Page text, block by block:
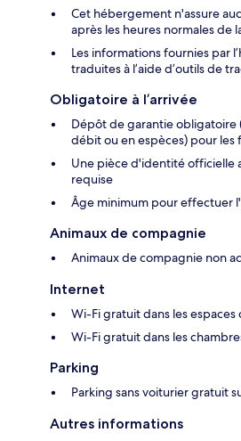
Cet hébergement n'assure
après les heures normales de
Les informations fournies par
traduites à l’aide d’outils de
Obligatoire à l’arrivée
Dépôt de garantie
débit ou en espèces) pour les
Une pièce d'identité officielle
requise
Âge minimum pour effectuer
Animaux de compagnie
Animaux de compagnie non
Internet
Wi-Fi gratuit dans les espaces
Wi-Fi gratuit dans les
Parking
Parking sans voiturier gratuit
Autres informations